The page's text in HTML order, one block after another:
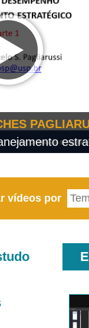
vídeos por